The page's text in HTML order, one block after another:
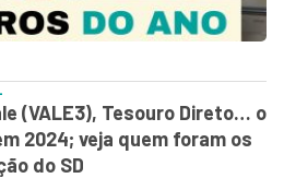
(VALE3), Tesouro Direto… o
2024; veja quem foram os
do SD